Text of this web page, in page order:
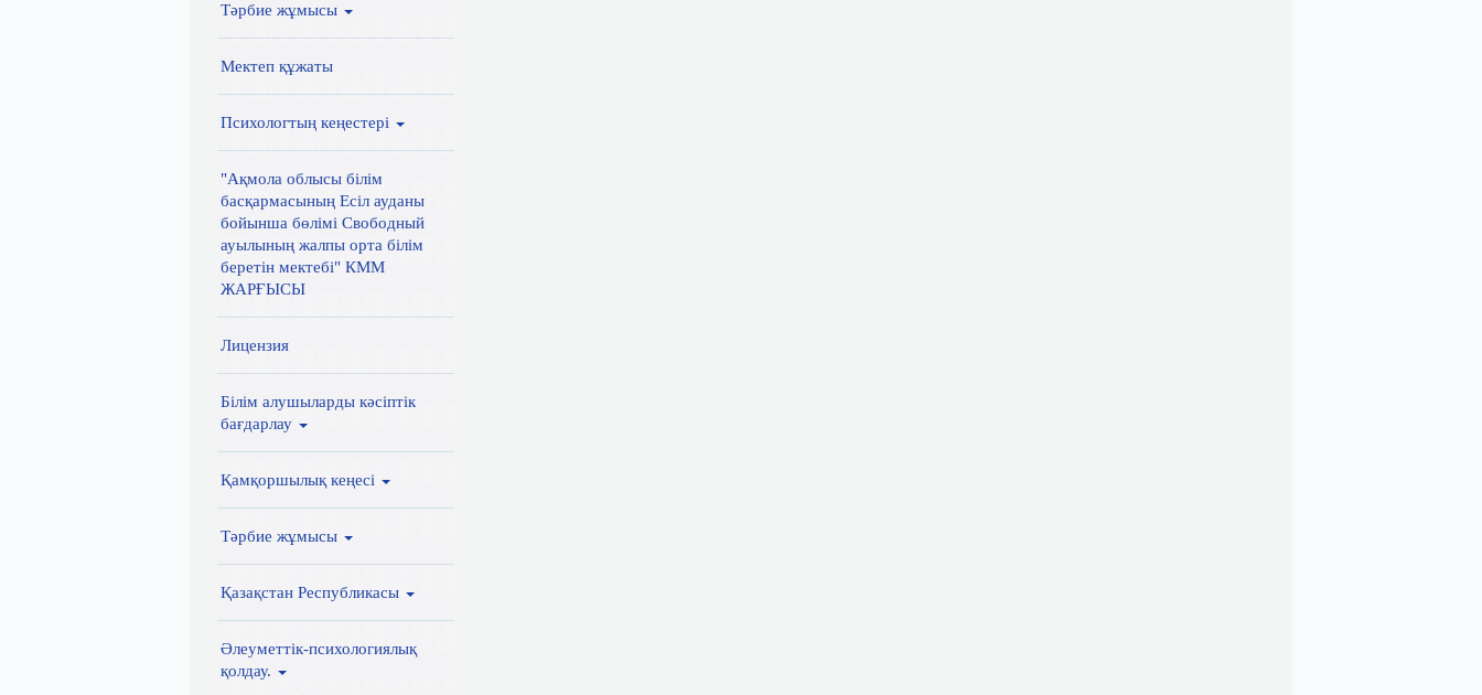
Тәрбие жұмысы
Мектеп құжаты
Психологтың кеңестері
"Ақмола облысы білім
басқармасының Есіл ауданы
бойынша бөлімі Свободный
ауылының жалпы орта білім
беретін мектебі" КММ
ЖАРҒЫСЫ
Лицензия
Білім алушыларды кәсіптік
бағдарлау
Қамқоршылық кеңесі
Тәрбие жұмысы
Қазақстан Республикасы
Әлеуметтік-психологиялық
қолдау.